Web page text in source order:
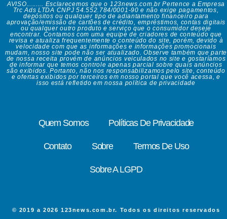
AVISO......... Esclarecemos que o 123news.com.br Pertence a Empresa
Trc Ads LTDA CNPJ 54.552.784/0001-90 e não exige pagamentos,
depósitos ou qualquer tipo de adiantamento financeiro para
aprovação/emissão de cartões de crédito, empréstimos, contas digitais
ou qualquer outro produto e serviço que o consumidor deseje
encontrar. Contamos com uma equipe de criadores de conteúdo que
revisa e atualiza frequentemente o conteúdo do site, porém, devido à
velocidade com que as informações e informações promocionais
mudam, nosso site pode não ser atualizado. Observe também que parte
de nossa receita provém de anúncios veiculados no site e gostaríamos
de informar que temos controle apenas parcial sobre quais anúncios
são exibidos. Portanto, não nos responsabilizamos pelo site, conteúdo
e ofertas exibidos por terceiros em nosso portal que você acessa, e
isso está refletido em nossa política de privacidade
Quem Somos Políticas De Privacidade
Contato Sobre Termos De Uso
Sobre A LGPD
© 2019 a 2026 123news.com.br. Todos os direitos reservados